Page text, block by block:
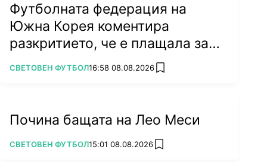
Футболната федерация на
Южна Корея коментира
разкритието, че е плащала за
секс
ПОВЕЧЕ ОТ
СВЕТОВЕН ФУТБОЛ16:58 08.08.2026 add favorites
Почина бащата на Лео Меси
ПОВЕЧЕ ОТ
СВЕТОВЕН ФУТБОЛ15:01 08.08.2026 add favorites